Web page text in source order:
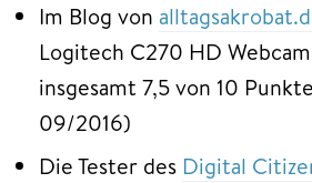
Im Blog von
Logitech C270 HD
insgesamt 7,5 von 10
09/2016)
Die Tester des Digital